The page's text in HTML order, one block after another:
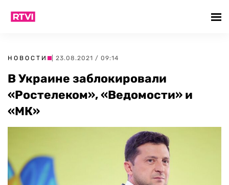
НОВОСТИ | 23.08.2021 / 09:14
В Украине заблокировали
«Ростелеком», «Ведомости» и
«МК»